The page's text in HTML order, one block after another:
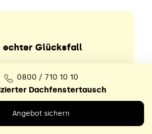
echter Glücksfall
eines örtlichen
kritischer Rückfragen,
Bei unserem
0800 / 710 10 10
Dachfenstertausch
Angebot sichern